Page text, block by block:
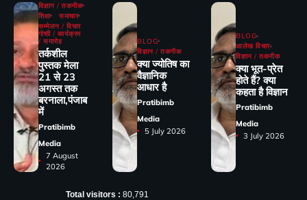
विज्ञान / तकनीक
शिक्षा
समाचार
सम्मेलन / विचार
गोष्ठी / कार्यक्रम
/ समारोह
तर्कशील
पुस्तक मेला
21 से 23
अगस्त तक
बरनाला,पंजाब
में
Pratibimb
Media
7 August
2026
BLOG
विज्ञान / तकनीक
क्या ज्योतिष का
वैज्ञानिक
आधार है
Pratibimb
Media
5 July 2026
BLOG
आलेख विचार
विज्ञान / तकनीक
क्या भूत-प्रेत
होते हैं? क्या
कहता है विज्ञान
Pratibimb
Media
3 July 2026
Total visitors : 80,791